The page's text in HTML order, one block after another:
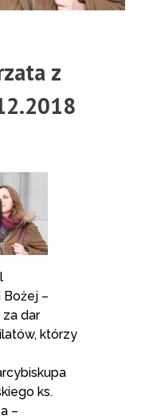
z
Bożej –
za dar
którzy
ks.
–